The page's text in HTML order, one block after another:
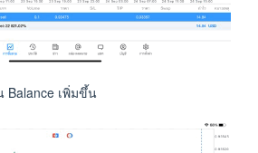
Balance เพิ่มขึ้น